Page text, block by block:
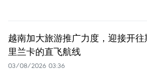
越南加大旅游推广力度，迎接开往
里兰卡的直飞航线
03/08/2026 03:36